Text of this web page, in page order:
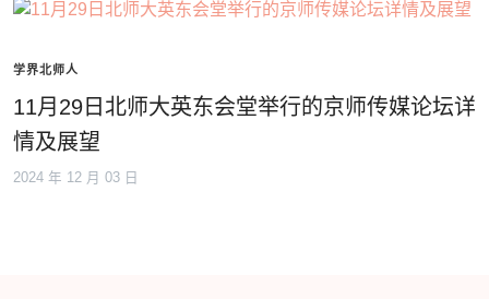
学界北师人
11月29日北师大英东会堂举行的京师传媒论坛详
情及展望
2024 年 12 月 03 日